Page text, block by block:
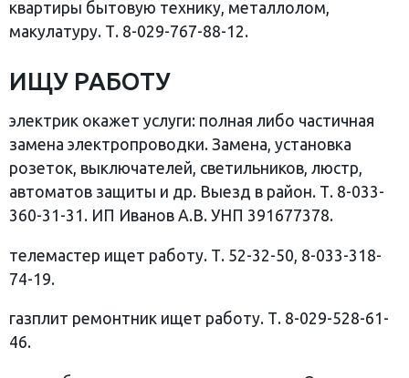
квартиры бытовую технику, металлолом,
макулатуру. Т. 8-029-767-88-12.
ИЩУ РАБОТУ
электрик окажет услуги: полная либо частичная
замена электропроводки. Замена, установка
розеток, выключателей, светильников, люстр,
автоматов защиты и др. Выезд в район. Т. 8-033-
360-31-31. ИП Иванов А.В. УНП 391677378.
телемастер ищет работу. Т. 52-32-50, 8-033-318-
74-19.
газплит ремонтник ищет работу. Т. 8-029-528-61-
46.